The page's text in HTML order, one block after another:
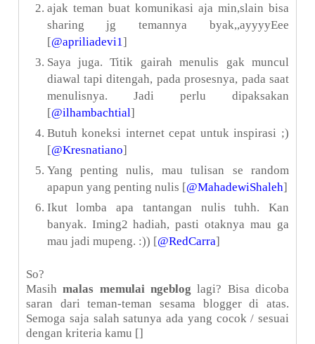
ajak teman buat komunikasi aja min,slain bisa
sharing jg temannya byak,,ayyyyEee
[@apriliadevi1]
Saya juga. Titik gairah menulis gak muncul
diawal tapi ditengah, pada prosesnya, pada saat
menulisnya. Jadi perlu dipaksakan
[@ilhambachtial]
Butuh koneksi internet cepat untuk inspirasi ;)
[@Kresnatiano]
Yang penting nulis, mau tulisan se random
apapun yang penting nulis [@MahadewiShaleh]
Ikut lomba apa tantangan nulis tuhh. Kan
banyak. Iming2 hadiah, pasti otaknya mau ga
mau jadi mupeng. :)) [@RedCarra]
So?
Masihmalas memulai ngeblog lagi? Bisa dicoba
saran dari teman-teman sesama blogger di atas.
Semoga saja salah satunya ada yang cocok / sesuai
dengan kriteria kamu []